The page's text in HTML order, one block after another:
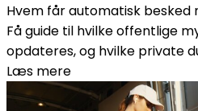
Hvem får automatisk
Få guide til hvilke offentlige
opdateres, og hvilke private
Læs mere